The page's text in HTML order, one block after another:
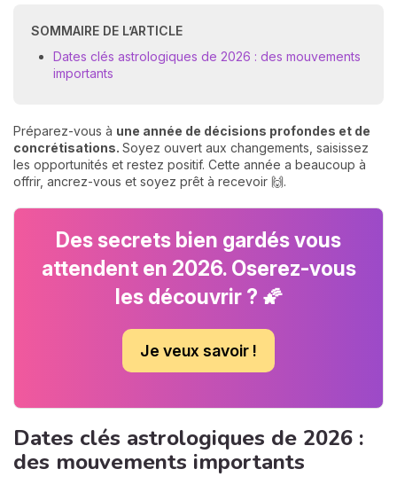
SOMMAIRE DE L’ARTICLE
Dates clés astrologiques de 2026 : des mouvements
importants
Préparez-vous à une année de décisions profondes et de
concrétisations. Soyez ouvert aux changements, saisissez
les opportunités et restez positif. Cette année a beaucoup à
offrir, ancrez-vous et soyez prêt à recevoir 🙌.
Des secrets bien gardés vous
attendent en 2026. Oserez-vous
les découvrir ? 🌠
Je veux savoir !
Dates clés astrologiques de 2026 :
des mouvements importants